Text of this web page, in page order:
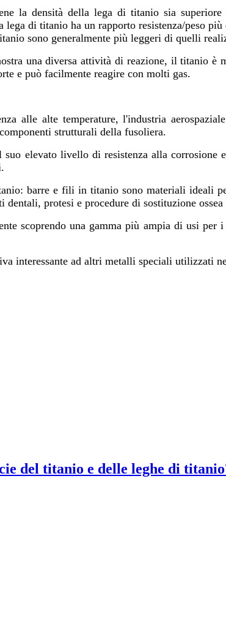
la densità della lega di titanio sia
lega di titanio ha un rapporto resistenza/peso
sono generalmente più leggeri di quelli
una diversa attività di reazione, il titanio è
e può facilmente reagire con molti gas.
alle alte temperature, l'industria
strutturali della fusoliera.
elevato livello di resistenza alla
barre e fili in titanio sono materiali ideali
protesi e procedure di sostituzione ossea
scoprendo una gamma più ampia di usi
interessante ad altri metalli speciali utilizzati
del titanio e delle leghe di